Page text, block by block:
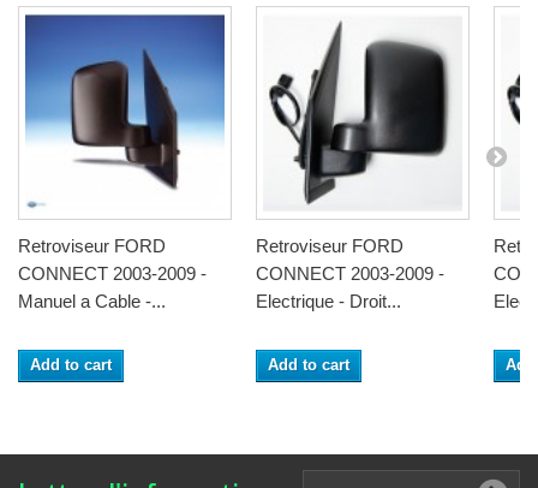
Retroviseur FORD
CONNECT 2003-2009 -
Manuel a Cable -...
Add to cart
Retroviseur FORD
CONNECT 2003-2009 -
Electrique - Droit...
Add to cart